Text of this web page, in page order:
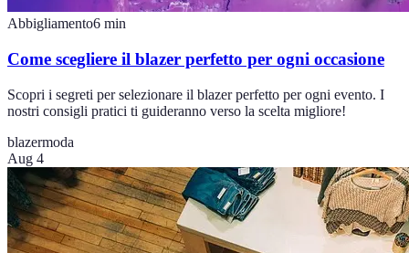
Abbigliamento6 min
Come scegliere il blazer perfetto per ogni occasione
Scopri i segreti per selezionare il blazer perfetto per ogni evento. I
nostri consigli pratici ti guideranno verso la scelta migliore!
blazermoda
Aug 4